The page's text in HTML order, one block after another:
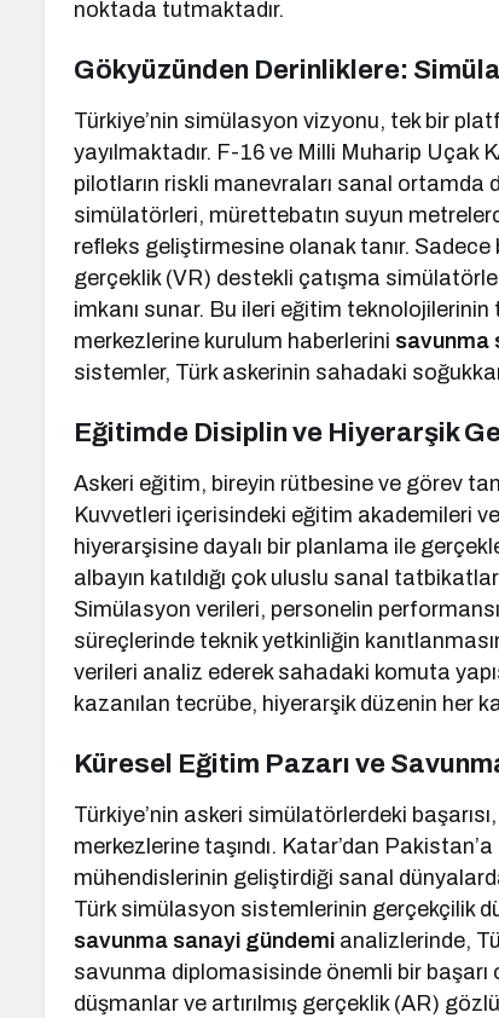
noktada tutmaktadır.
Gökyüzünden Derinliklere:
Türkiye’nin simülasyon vizyonu, tek bir
yayılmaktadır. F-16 ve Milli Muharip Uçak
pilotların riskli manevraları sanal ortamda
simülatörleri, mürettebatın suyun
refleks geliştirmesine olanak tanır.
gerçeklik (VR) destekli çatışma
imkanı sunar. Bu ileri eğitim
merkezlerine kurulum haberlerini savunma
sistemler, Türk askerinin sahadaki
Eğitimde Disiplin ve Hiyerarşik
Askeri eğitim, bireyin rütbesine ve görev
Kuvvetleri içerisindeki eğitim akademileri
hiyerarşisine dayalı bir planlama ile
albayın katıldığı çok uluslu sanal
Simülasyon verileri, personelin
süreçlerinde teknik yetkinliğin
verileri analiz ederek sahadaki komuta
kazanılan tecrübe, hiyerarşik düzenin her
Küresel Eğitim Pazarı ve
Türkiye’nin askeri simülatörlerdeki
merkezlerine taşındı. Katar’dan
mühendislerinin geliştirdiği sanal
Türk simülasyon sistemlerinin gerçekçilik
savunma sanayi gündemi analizlerinde,
savunma diplomasisinde önemli bir
düşmanlar ve artırılmış gerçeklik (AR)